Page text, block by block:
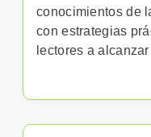
conocimientos de
con estrategias
lectores a